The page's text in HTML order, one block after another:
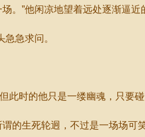
”他闲凉地望着远处逐渐逼近
急求问。
时的他只是一缕幽魂，只要
生死轮迥，不过是一场场可笑